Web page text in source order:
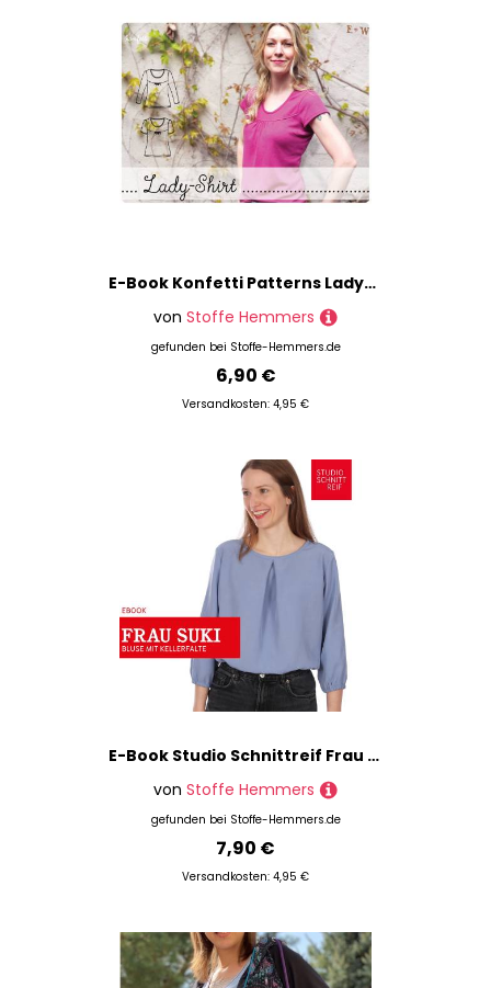
E-Book Konfetti Patterns Lady-Shirt
von Stoffe Hemmers
gefunden bei Stoffe-Hemmers.de
6,90 €
Versandkosten: 4,95 €
E-Book Studio Schnittreif Frau Suki - Bluse mit Kellerfalte
von Stoffe Hemmers
gefunden bei Stoffe-Hemmers.de
7,90 €
Versandkosten: 4,95 €